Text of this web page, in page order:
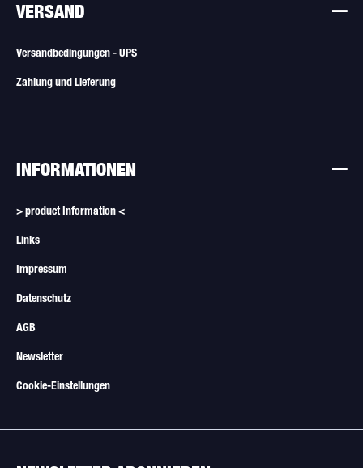
VERSAND
Versandbedingungen - UPS
Zahlung und Lieferung
INFORMATIONEN
> product Information <
Links
Impressum
Datenschutz
AGB
Newsletter
Cookie-Einstellungen